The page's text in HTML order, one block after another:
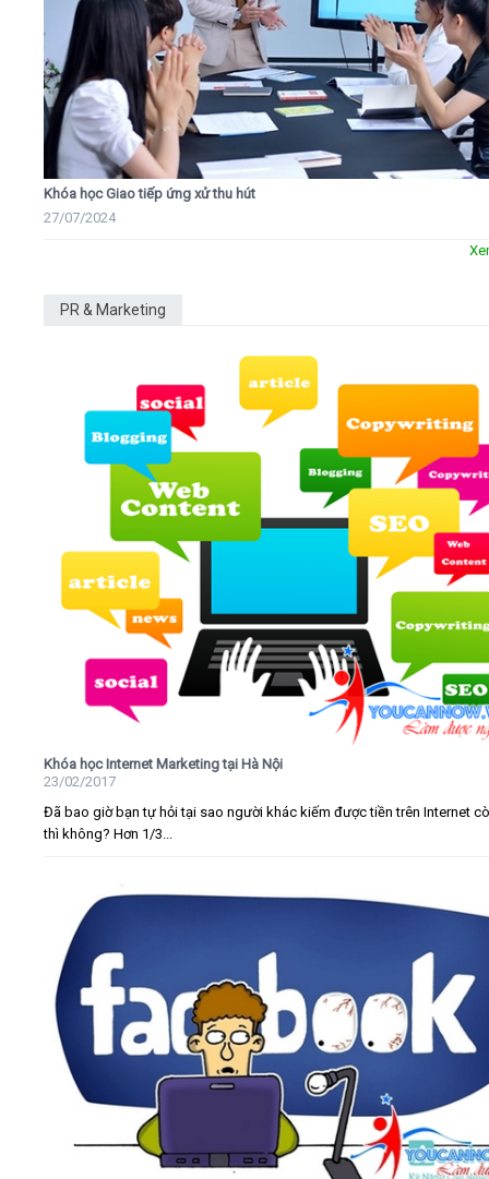
Khóa học Giao tiếp ứng xử thu hút
27/07/2024
PR & Marketing
Khóa học Internet Marketing tại Hà Nội
23/02/2017
Đã bao giờ bạn tự hỏi tại sao người khác kiếm được tiền trên Internet
thì không? Hơn 1/3...